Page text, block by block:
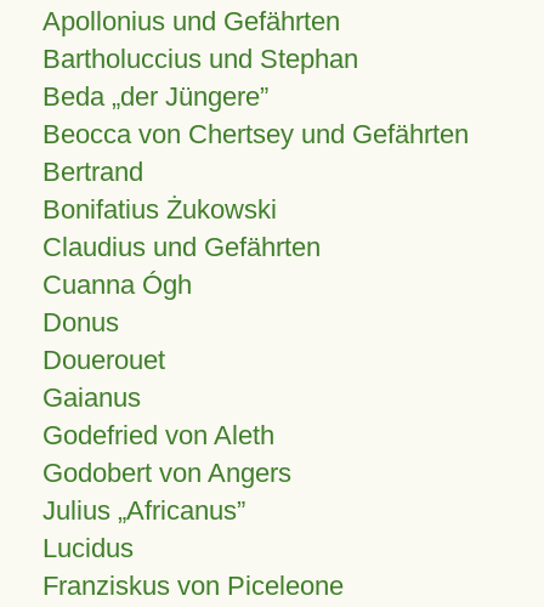
Apollonius und Gefährten
Bartholuccius und Stephan
Beda „der Jüngere”
Beocca von Chertsey und Gefährten
Bertrand
Bonifatius Żukowski
Claudius und Gefährten
Cuanna Ógh
Donus
Douerouet
Gaianus
Godefried von Aleth
Godobert von Angers
Julius Africanus
Lucidus
Franziskus von Piceleone